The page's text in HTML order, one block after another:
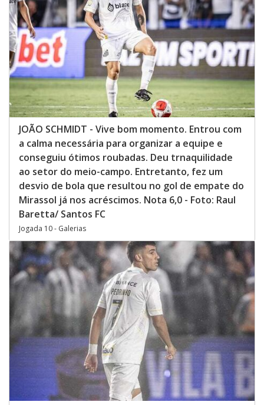
JOÃO SCHMIDT - Vive bom momento. Entrou com
a calma necessária para organizar a equipe e
conseguiu ótimos roubadas. Deu trnaquilidade
ao setor do meio-campo. Entretanto, fez um
desvio de bola que resultou no gol de empate do
Mirassol já nos acréscimos. Nota 6,0 - Foto: Raul
Baretta/ Santos FC
Jogada 10 - Galerias